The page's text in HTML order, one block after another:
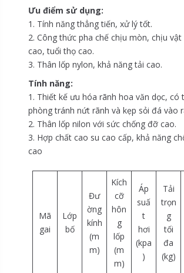
Ưu điểm sử dụng:
1. Tính năng thẳng tiến, xử lý tốt.
2. Công thức pha chế chịu mòn, chịu
cao, tuổi thọ cao.
3. Thân lốp nylon, khả năng tải cao.
Tính năng:
1. Thiết kế ưu hóa rãnh hoa văn dọc, có
phòng tránh nứt rãnh và kẹp sỏi đá vào
2. Thân lốp nilon với sức chống đỡ cao.
3. Hợp chất cao su cao cấp, khả năng
cao
Mã
gai
Lớp
bố
Đư
ờng
kính
(m
m)
Kích
cỡ
hôn
g
lốp
(m
m)
Áp
suấ
t
hơi
(kpa
)
Tải
trọn
g
tối
đa
(kg)